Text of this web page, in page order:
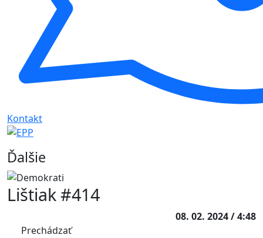
Kontakt
Ďalšie
Prechádzať
Lištiak #414
08. 02. 2024 / 4:48